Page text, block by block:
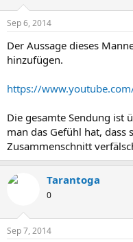
Sep 6, 2014
Der Aussage dieses
hinzufügen.
https://
Die gesamte Sendung ist
man das Gefühl hat, dass
Zusammenschnitt
Tarantoga
0
Sep 7, 2014